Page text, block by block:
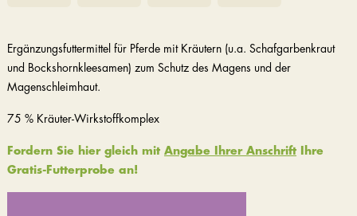
Ergänzungsfuttermittel für Pferde mit Kräutern (u.a. Schafgarbenkraut
und Bockshornkleesamen) zum Schutz des Magens und der
Magenschleimhaut.
75 % Kräuter-Wirkstoffkomplex
Fordern Sie hier gleich mit Angabe Ihrer AnschriftIhre
Gratis-Futterprobe an!